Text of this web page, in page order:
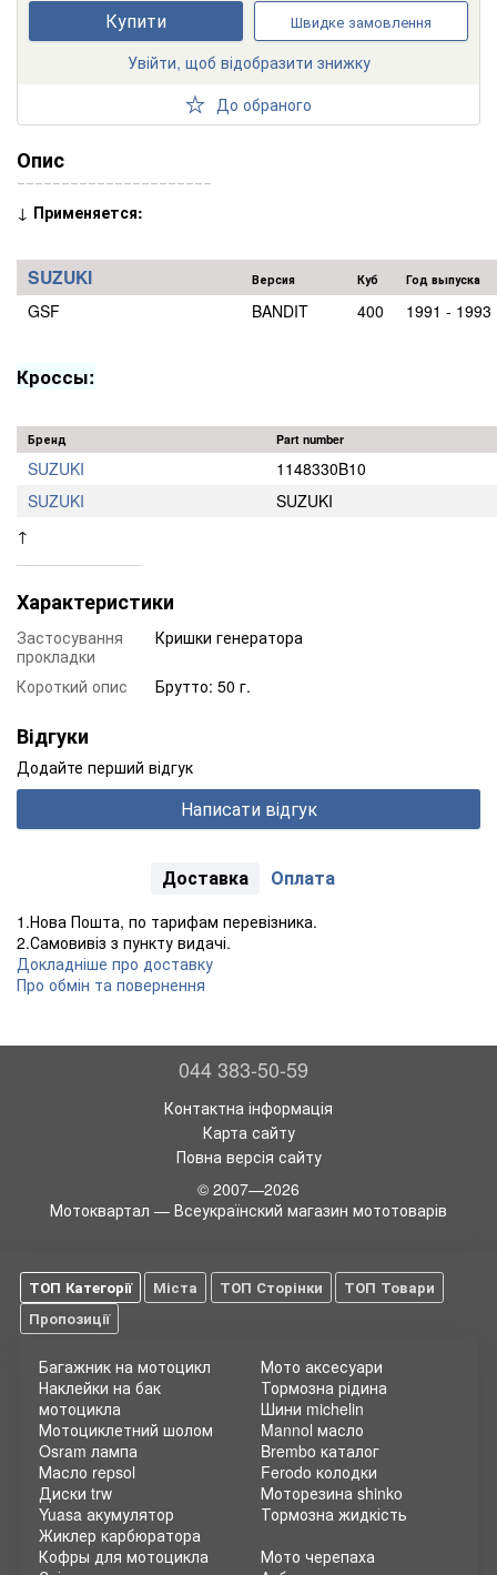
Купити Швидке замовлення
Увійти, щоб відобразити знижку
До обраного
Опис
‾‾‾‾‾‾‾‾‾‾‾‾‾‾‾‾‾‾‾‾‾‾
↓ Применяется:
SUZUKI Версия Куб Год выпуска
GSF BANDIT 400 1991 - 1993
Кроссы:
Бренд Part number
SUZUKI
1148330B10
SUZUKI
SUZUKI
↑
Характеристики
Застосування
прокладки
Кришки генератора
Короткий опис Брутто: 50 г.
Відгуки
Додайте перший відгук
Написати відгук
Доставка Оплата
1.Нова Пошта, по тарифам перевізника.
2.Самовивіз з пункту видачі.
Докладніше про доставку
Про обмін та повернення
044 383-50-59
Контактна інформація
Карта сайту
Повна версія сайту
© 2007—2026
Мотоквартал — Всеукраїнский магазин мототоварів
ТОП Категорії Міста ТОП Сторінки
ТОП Товари
Пропозиції
Багажник на мотоцикл
Наклейки на бак
мотоцикла
Мотоциклетний шолом
Osram лампа
Масло repsol
Диски trw
Yuasa акумулятор
Жиклер карбюратора
Мото аксесуари
Тормозна рідина
Шини michelin
Mannol масло
Brembo каталог
Ferodo колодки
Моторезина shinko
Тормозна жидкість
Кофры для мотоцикла
Мото черепаха